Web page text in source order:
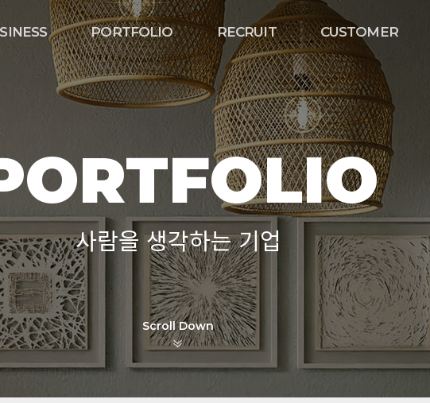
PORTFOLIO RECRUIT CUSTOMER
사람을 생각하는 기업
Scroll Down